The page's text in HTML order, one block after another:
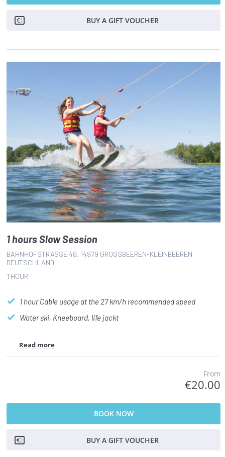
BUY A GIFT VOUCHER
1 hours Slow Session
BAHNHOFSTRASSE 49, 14979 GROSSBEEREN-KLEINBEEREN, DE
UTSCHLAND
1 HOUR
1 hour Cable usage at the 27 km/h recommended speed
Water ski, Kneeboard, life jackt
Read more
From
€20.00
BOOK NOW
BUY A GIFT VOUCHER